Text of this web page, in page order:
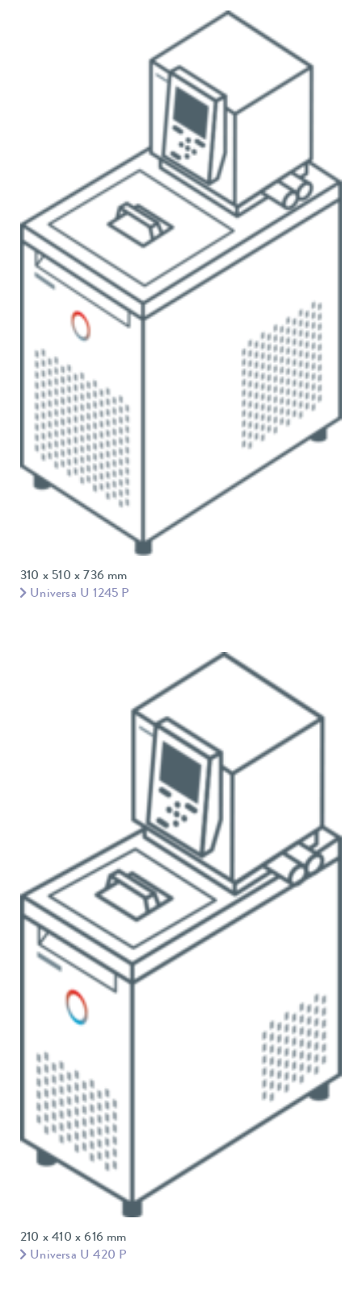
310 x 510 x 736 mm
Universa U 1245 P
210 x 410 x 616 mm
Universa U 420 P